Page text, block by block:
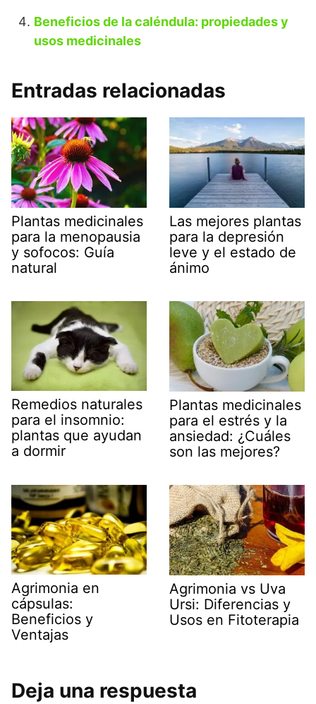
Beneficios de la caléndula: propiedades y
usos medicinales
Entradas relacionadas
Plantas medicinales
para la menopausia
y sofocos: Guía
natural
Las mejores plantas
para la depresión
leve y el estado de
ánimo
Remedios naturales
para el insomnio:
plantas que ayudan
a dormir
Plantas medicinales
para el estrés y la
ansiedad: ¿Cuáles
son las mejores?
Agrimonia en
cápsulas:
Beneficios y
Ventajas
Agrimonia vs Uva
Ursi: Diferencias y
Usos en Fitoterapia
Deja una respuesta